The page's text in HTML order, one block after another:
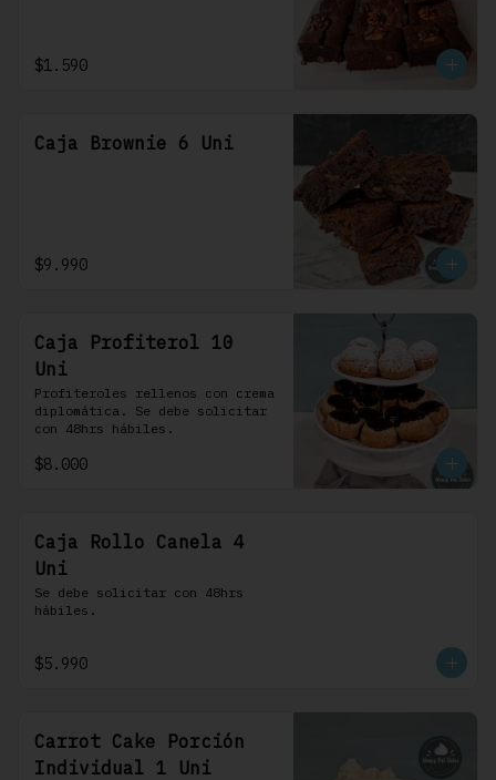
$1.590
Caja Brownie 6 Uni
$9.990
Caja Profiterol 10
Uni
Profiteroles rellenos con crema
diplomática. Se debe solicitar
con 48hrs hábiles.
$8.000
Caja Rollo Canela 4
Uni
Se debe solicitar con 48hrs
hábiles.
$5.990
Carrot Cake Porción
Individual 1 Uni